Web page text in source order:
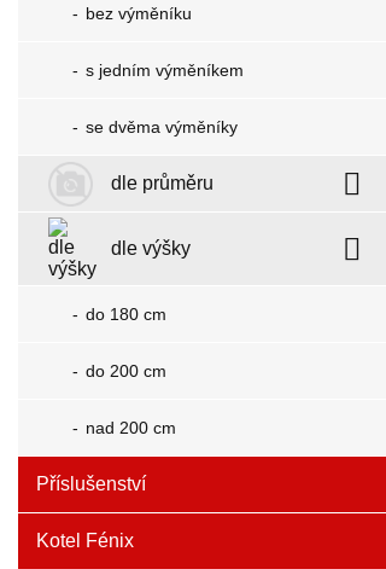
bez výměníku
s jedním výměníkem
se dvěma výměníky
dle průměru
dle výšky
do 180 cm
do 200 cm
nad 200 cm
Příslušenství
Kotel Fénix